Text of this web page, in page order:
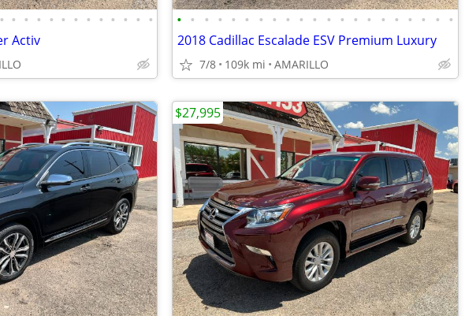
• • • • • • • • • • • • •
Activ
• • • • • • • • • • • • • • • • • • • • •
2018 Cadillac Escalade ESV Premium Luxury
7/8 109k mi AMARILLO
$27,995